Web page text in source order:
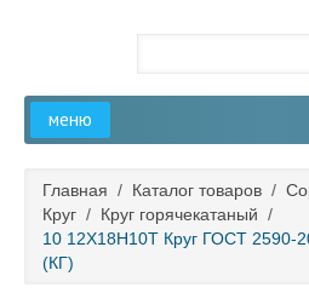
меню
О компании
Каталог товаров
Главная / Каталог товаров /
Круг / Круг горячекатаный /
10 12Х18Н10Т Круг ГОСТ 2590-
(КГ)